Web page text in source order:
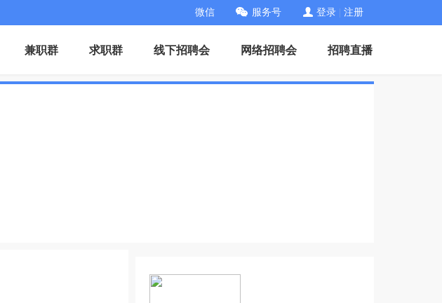
微信 服务号 登录 注册
兼职群 求职群 线下招聘会 网络招聘会 招聘直播